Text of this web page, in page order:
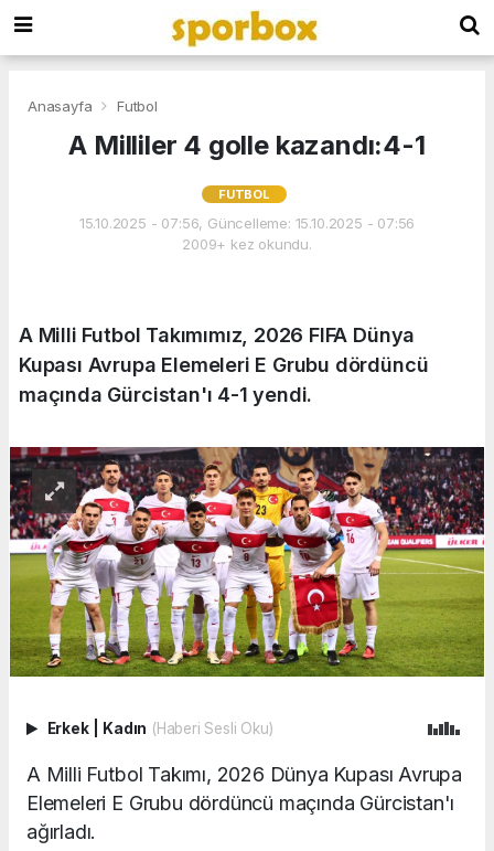
Anasayfa Futbol
A Milliler 4 golle kazandı:4-1
FUTBOL
15.10.2025 - 07:56, Güncelleme: 15.10.2025 - 07:56
2009+ kez okundu.
A Milli Futbol Takımımız, 2026 FIFA Dünya
Kupası Avrupa Elemeleri E Grubu dördüncü
maçında Gürcistan'ı 4-1 yendi.
Erkek Kadın (Haberi Sesli Oku)
A Milli Futbol Takımı, 2026 Dünya Kupası Avrupa
Elemeleri E Grubu dördüncü maçında Gürcistan'ı
ağırladı.